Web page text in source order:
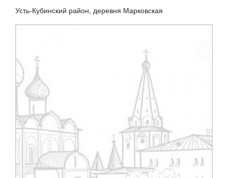
Усть-Кубинский район, деревня Марковская